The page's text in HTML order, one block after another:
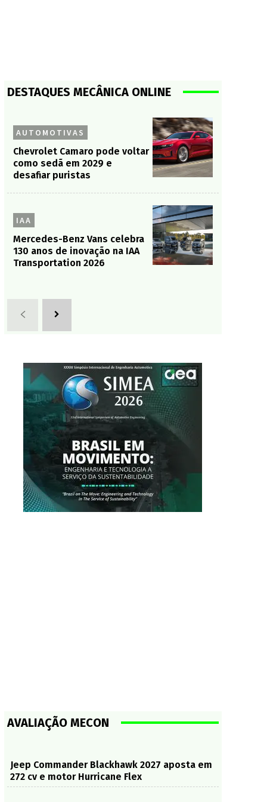
DESTAQUES MECÂNICA ONLINE
AUTOMOTIVAS
Chevrolet Camaro pode voltar
como sedã em 2029 e
desafiar puristas
IAA
Mercedes-Benz Vans celebra
130 anos de inovação na IAA
Transportation 2026
AVALIAÇÃO MECON
Jeep Commander Blackhawk 2027 aposta em
272 cv e motor Hurricane Flex